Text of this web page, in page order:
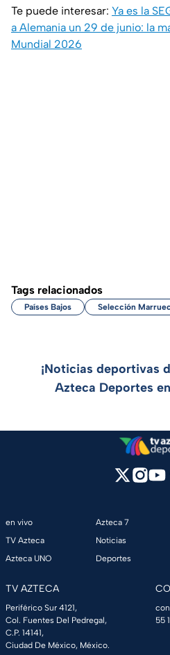
Te puede interesar: Ya es la
a Alemania un 29 de junio: la
Mundial 2026
Tags relacionados
Países Bajos Selección
¡Noticias deportivas
Azteca Deportes
en vivo
TV Azteca
Azteca UNO
Azteca 7
Noticias
Deportes
TV AZTECA
Periférico Sur 4121,
Col. Fuentes Del Pedregal,
C.P. 14141,
Ciudad De México, México.
55